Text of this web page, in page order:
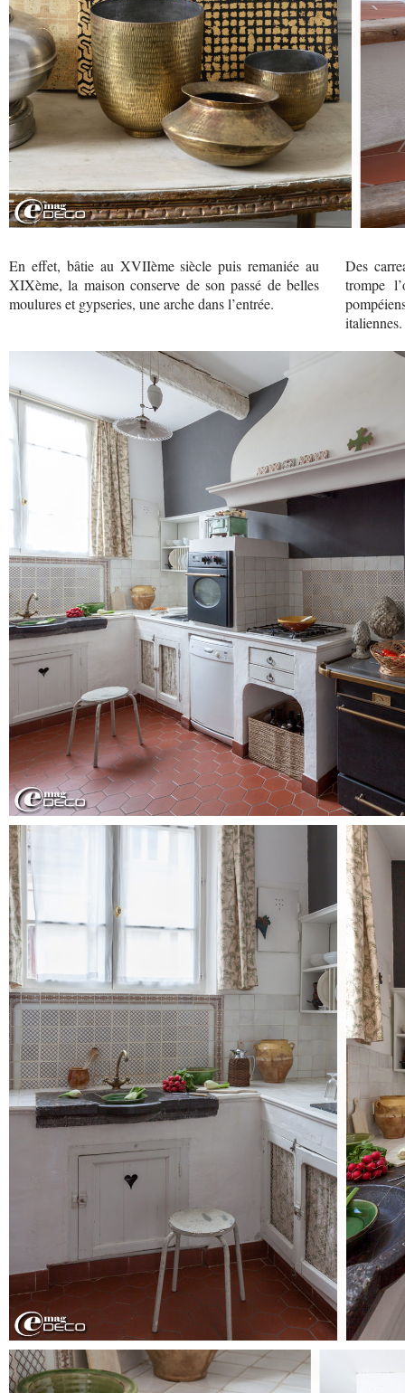
En effet, bâtie au XVIIème siècle puis remaniée au
XIXème, la maison conserve de son passé de belles
moulures et gypseries, une arche dans l’entrée.
Des
trompe
italiennes.